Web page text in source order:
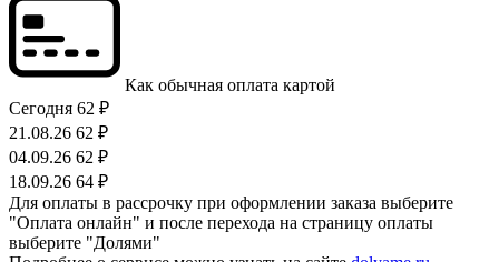
Как обычная оплата картой
Сегодня 62 ₽
21.08.26 62 ₽
04.09.26 62 ₽
18.09.26 64 ₽
Для оплаты в рассрочку при оформлении заказа выберите
"Оплата онлайн" и после перехода на страницу оплаты
выберите "Долями"